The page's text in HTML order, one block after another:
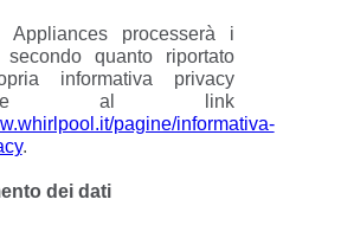
Appliances processerà i
quanto riportato
informativa privacy
al link
pagine/informativa-
.
dei dati